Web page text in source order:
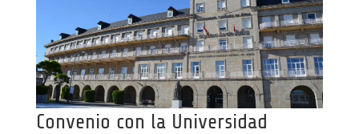
Convenio con la Universidad